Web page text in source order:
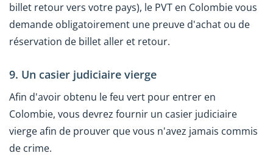
billet retour vers votre pays), le PVT en Colombie vous
demande obligatoirement une preuve d'achat ou de
réservation de billet aller et retour.
9. Un casier judiciaire vierge
Afin d'avoir obtenu le feu vert pour entrer en
Colombie, vous devrez fournir un casier judiciaire
vierge afin de prouver que vous n'avez jamais commis
de crime.